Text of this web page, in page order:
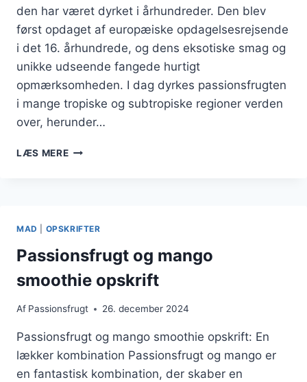
den har været dyrket i århundreder. Den blev
først opdaget af europæiske opdagelsesrejsende
i det 16. århundrede, og dens eksotiske smag og
unikke udseende fangede hurtigt
opmærksomheden. I dag dyrkes passionsfrugten
i mange tropiske og subtropiske regioner verden
over, herunder…
LÆS MEREPASSIONSFRUGT
MAD OPSKRIFTER
Passionsfrugt og mango
smoothie opskrift
Af Passionsfrugt 26. december 2024
Passionsfrugt og mango smoothie opskrift: En
lækker kombination Passionsfrugt og mango er
en fantastisk kombination, der skaber en